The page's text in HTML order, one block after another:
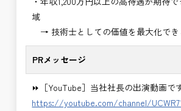
※応募書類等の送付方法につきまし
Ｅメールで送付
頂きたいと思います。
域
→ 技術士としての価値を最大化でき
PRメッセージ
⏩［YouTube］当社社長の出演動画で
https://youtube.com/channel/